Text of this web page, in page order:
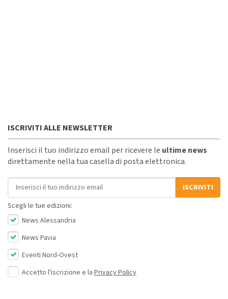
ISCRIVITI ALLE NEWSLETTER
Inserisci il tuo indirizzo email per ricevere le ultime news
direttamente nella tua casella di posta elettronica.
Indirizzo email
ISCRIVITI
Scegli le tue edizioni:
News Alessandria
News Pavia
Eventi Nord-Ovest
Accetto l'iscrizione e la Privacy Policy